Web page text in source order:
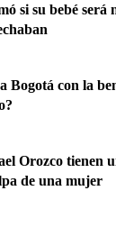
si su bebé será
Bogotá con la
Orozco tienen
de una mujer